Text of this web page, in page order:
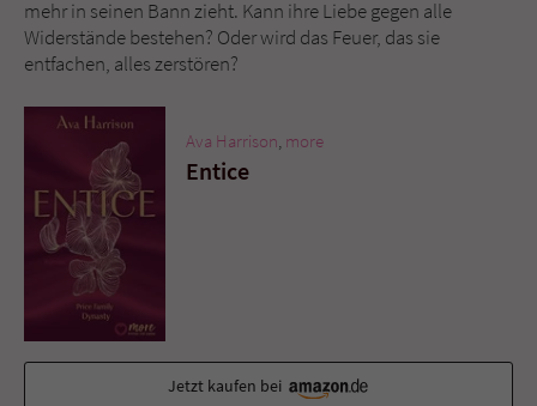
mehr in seinen Bann zieht. Kann ihre Liebe gegen alle
Widerstände bestehen? Oder wird das Feuer, das sie
entfachen, alles zerstören?
Ava Harrison, more
Entice
Jetzt kaufen bei